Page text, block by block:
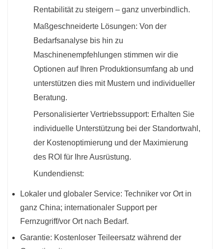
Rentabilität zu steigern – ganz unverbindlich.
Maßgeschneiderte Lösungen: Von der
Bedarfsanalyse bis hin zu
Maschinenempfehlungen stimmen wir die
Optionen auf Ihren Produktionsumfang ab und
unterstützen dies mit Mustern und individueller
Beratung.
Personalisierter Vertriebssupport: Erhalten Sie
individuelle Unterstützung bei der Standortwahl,
der Kostenoptimierung und der Maximierung
des ROI für Ihre Ausrüstung.
Kundendienst:
Lokaler und globaler Service: Techniker vor Ort in
ganz China; internationaler Support per
Fernzugriff/vor Ort nach Bedarf.
Garantie: Kostenloser Teileersatz während der